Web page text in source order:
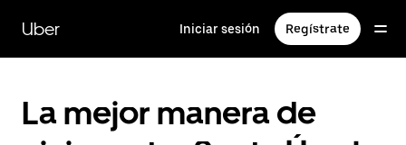
contenido
principal
Uber Iniciar sesión Regístrate
La mejor manera de